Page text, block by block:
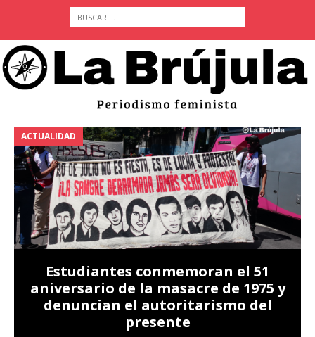
ACTUALIDAD
Estudiantes conmemoran el 51
aniversario de la masacre de 1975 y
denuncian el autoritarismo del
presente